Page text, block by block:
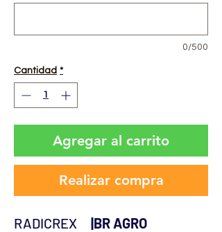
0/500
Cantidad *
Agregar al carrito
Realizar compra
RADICREX |BR AGRO